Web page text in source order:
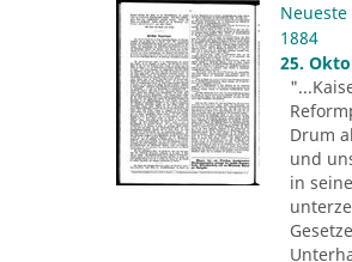
1884
25.
Drum
und
in